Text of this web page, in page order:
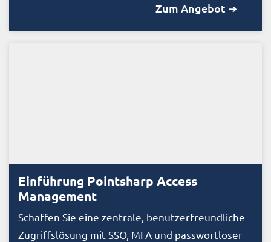
Zum Angebot ➔
Einführung Pointsharp Access
Management
Schaffen Sie eine zentrale, benutzerfreundliche
Zugriffslösung mit SSO, MFA und passwortloser